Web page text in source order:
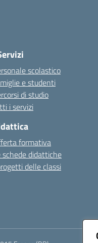
scolastico
e studenti
di studio
i servizi
formativa
schede didattiche
delle classi